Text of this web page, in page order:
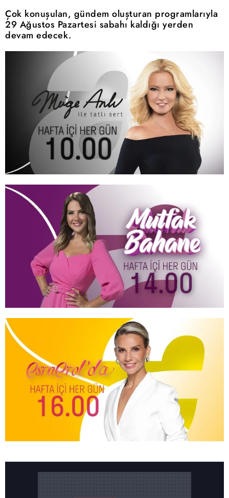
Çok konuşulan, gündem oluşturan programlarıyla
29 Ağustos Pazartesi sabahı kaldığı yerden
devam edecek.